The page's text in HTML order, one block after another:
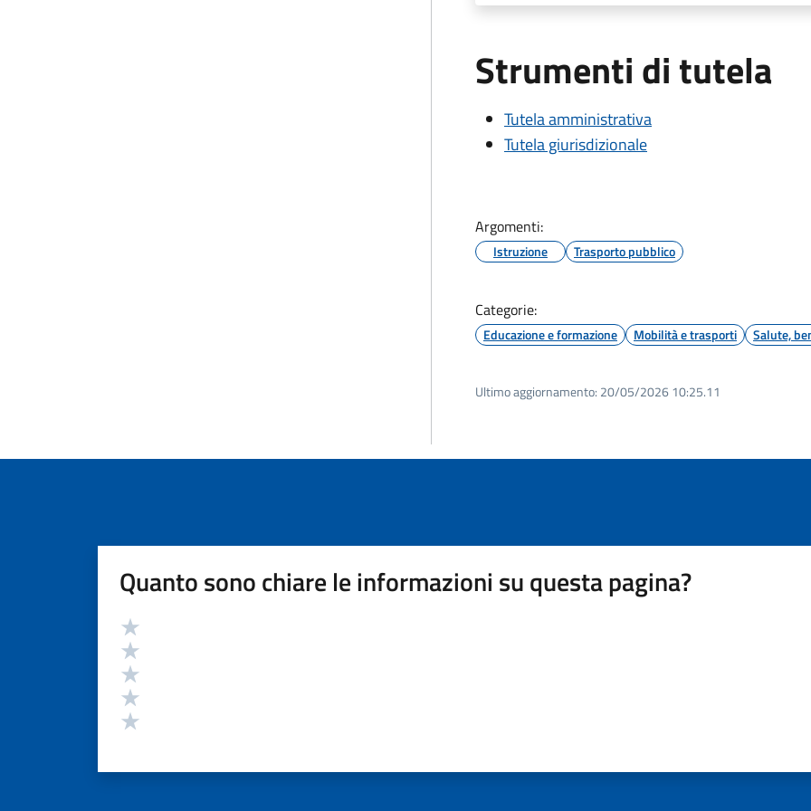
Strumenti di tutela
Tutela amministrativa
Tutela giurisdizionale
Argomenti:
Istruzione Trasporto pubblico
Categorie:
Educazione e formazione Mobilità e trasporti Salute,
Ultimo aggiornamento: 20/05/2026 10:25.11
Quanto sono chiare le informazioni su questa pagina?
Valutazione